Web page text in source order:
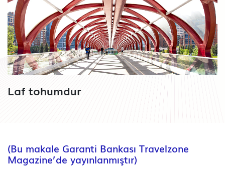
Laf tohumdur
(Bu makale Garanti Bankası Travelzone
Magazine’de yayınlanmıştır)